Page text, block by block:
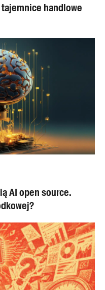
handlowe
AI open source.